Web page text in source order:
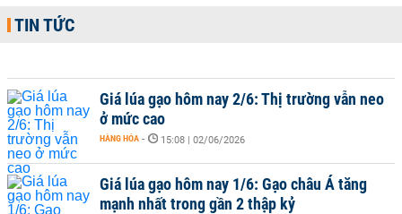
TIN TỨC
Giá lúa gạo hôm nay 2/6: Thị trường vẫn neo
ở mức cao
HÀNG HÓA - 15:08 | 02/06/2026
Giá lúa gạo hôm nay 1/6: Gạo châu Á tăng
mạnh nhất trong gần 2 thập kỷ